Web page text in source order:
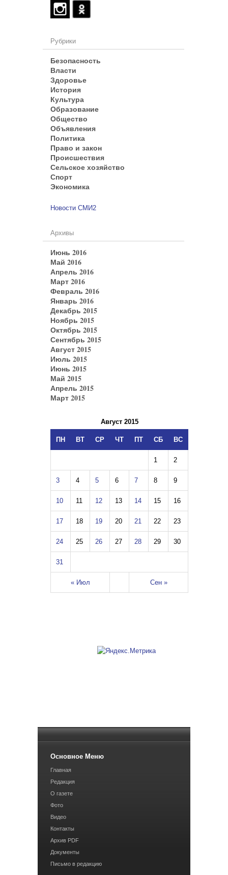
Рубрики
Безопасность
Власти
Здоровье
История
Культура
Образование
Общество
Объявления
Политика
Право и закон
Происшествия
Сельское хозяйство
Спорт
Экономика
Новости СМИ2
Архивы
Июнь 2016
Май 2016
Апрель 2016
Март 2016
Февраль 2016
Январь 2016
Декабрь 2015
Ноябрь 2015
Октябрь 2015
Сентябрь 2015
Август 2015
Июль 2015
Июнь 2015
Май 2015
Апрель 2015
Март 2015
Август 2015
ПН ВТ СР ЧТ ПТ СБ ВС
« Июл Сен »
1 2
3 4 5 6 7 8 9
10 11 12 13 14 15 16
17 18 19 20 21 22 23
24 25 26 27 28 29 30
31
Основное Меню
Главная
Редакция
О газете
Фото
Видео
Контакты
Архив PDF
Документы
Письмо в редакцию